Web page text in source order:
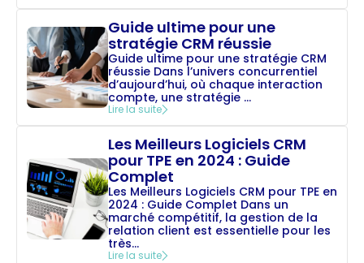
Guide ultime pour une
stratégie CRM réussie
Guide ultime pour une stratégie CRM
réussie Dans l’univers concurrentiel
d’aujourd’hui, où chaque interaction
compte, une stratégie ...
Lire la suite
Les Meilleurs Logiciels CRM
pour TPE en 2024 : Guide
Complet
Les Meilleurs Logiciels CRM pour TPE en
2024 : Guide Complet Dans un
marché compétitif, la gestion de la
relation client est essentielle pour les
très...
Lire la suite